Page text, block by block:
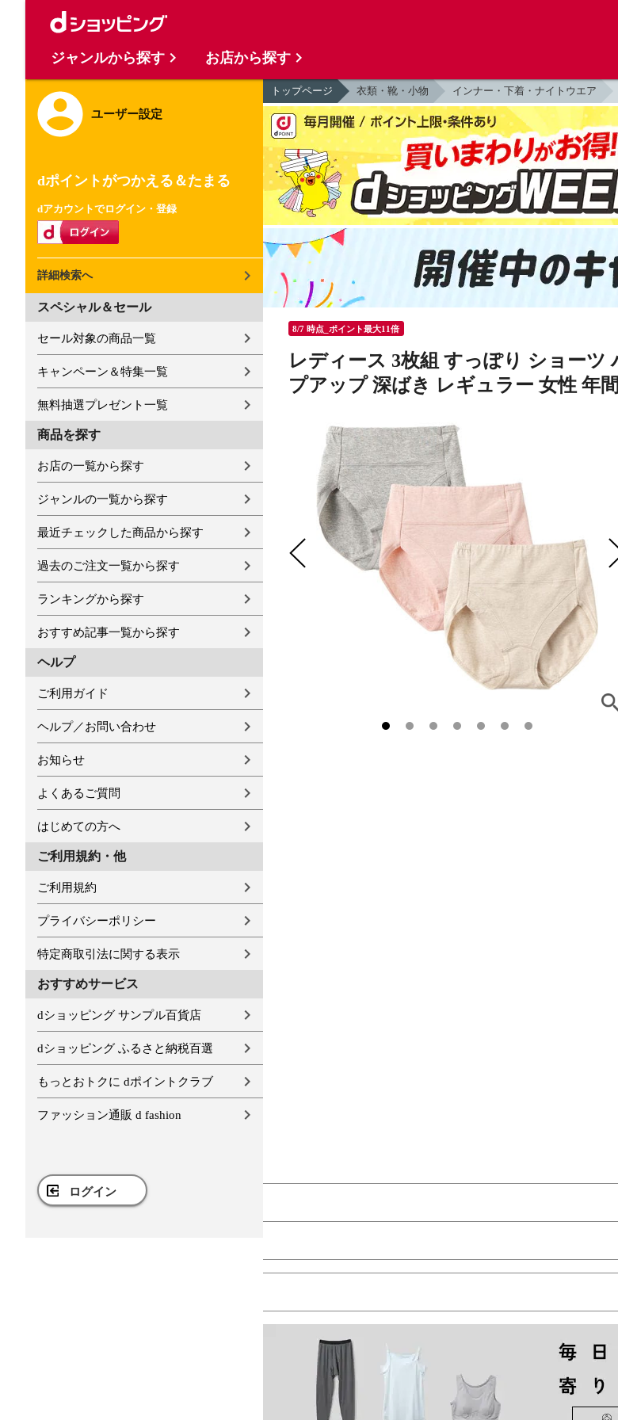
ユーザー設定
dポイントがつかえる＆たまる
dアカウントでログイン・登録
詳細検索へ
スペシャル＆セール
セール対象の商品一覧
キャンペーン＆特集一覧
無料抽選プレゼント一覧
商品を探す
お店の一覧から探す
ジャンルの一覧から探す
最近チェックした商品から探す
過去のご注文一覧から探す
ランキングから探す
おすすめ記事一覧から探す
ヘルプ
ご利用ガイド
ヘルプ／お問い合わせ
お知らせ
よくあるご質問
はじめての方へ
ご利用規約・他
ご利用規約
プライバシーポリシー
特定商取引法に関する表示
おすすめサービス
dショッピング サンプル百貨店
dショッピング ふるさと納税百選
もっとおトクに dポイントクラブ
ファッション通販 d fashion
ログイン
トップページ 衣類・靴・小物 インナー・下着・ナイトウエア
8/7 時点_ポイント最大11倍
レディース 3枚組 すっぽり ショー
プアップ 深ばき レギュラー 女性 年
ジャンルから探す お店から探す